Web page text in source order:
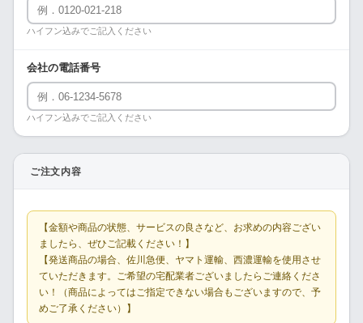
ハイフン込みでご記入ください
会社の電話番号
ハイフン込みでご記入ください
ご注文内容
【金額や商品の状態、サービスの良さなど、お求めの内容ござい
ましたら、ぜひご記載ください！】
【発送商品の場合、佐川急便、ヤマト運輸、西濃運輸を使用させ
ていただきます。ご希望の宅配業者ございましたらご連絡くださ
い！（商品によってはご指定できない場合もございますので、予
めご了承ください）】